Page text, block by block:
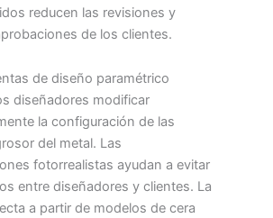
reducen las revisiones y
de los clientes.
de diseño paramétrico
diseñadores modificar
la configuración de las
del metal. Las
fotorrealistas ayudan a evitar
entre diseñadores y clientes. La
a partir de modelos de cera